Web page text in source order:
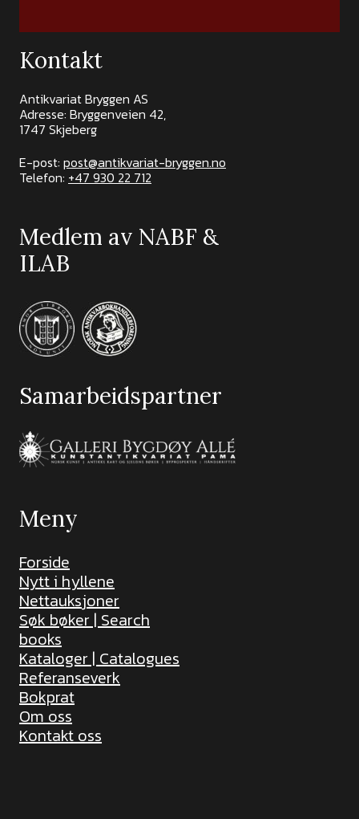
Kontakt
Antikvariat Bryggen AS
Adresse: Bryggenveien 42,
1747 Skjeberg
E-post: post@antikvariat-bryggen.no
Telefon: +47 930 22 712
Medlem av NABF &
ILAB
Samarbeidspartner
Meny
Forside
Nytt i hyllene
Nettauksjoner
Søk bøker | Search
books
Kataloger | Catalogues
Referanseverk
Bokprat
Om oss
Kontakt oss